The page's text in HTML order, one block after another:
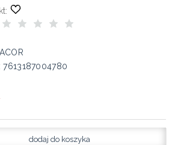
7613187004780
dodaj do koszyka